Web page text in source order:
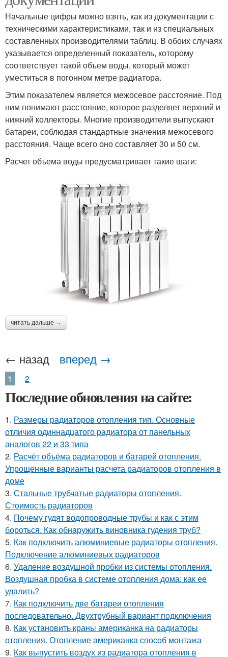
Начальные цифры можно взять, как из документации с
техническими характеристиками, так и из специальных
составленных производителями таблиц. В обоих случаях
указывается определенный показатель, которому
соответствует такой объем воды, который может
уместиться в погонном метре радиатора.
Этим показателем является межосевое расстояние. Под
ним понимают расстояние, которое разделяет верхний и
нижний коллекторы. Многие производители выпускают
батареи, соблюдая стандартные значения межосевого
расстояния. Чаще всего оно составляет 30 и 50 см.
Расчет объема воды предусматривает такие шаги:
читать дальше →
← назад вперед →
1 2
Последние обновления на сайте:
1. Размеры радиаторов отопления тип. Основные
отличия одиннадцатого радиатора от панельных
аналогов 22 и 33 типа
2. Расчёт объёма радиаторов и батарей отопления.
Упрощенные варианты расчета радиаторов отопления в
доме
3. Стальные трубчатые радиаторы отопления.
Стоимость радиаторов
4. Почему гудят водопроводные трубы и как с этим
бороться. Как обнаружить виновника гудения труб?
5. Как подключить алюминиевые радиаторы отопления.
Подключение алюминиевых радиаторов
6. Удаление воздушной пробки из системы отопления.
Воздушная пробка в системе отопления дома: как ее
удалить?
7. Как подключить две батареи отопления
последовательно. Двухтрубный вариант подключения
8. Как установить краны американка на радиаторы
отопления. Отопление американка способ монтажа
9. Как выпустить воздух из радиатора отопления в